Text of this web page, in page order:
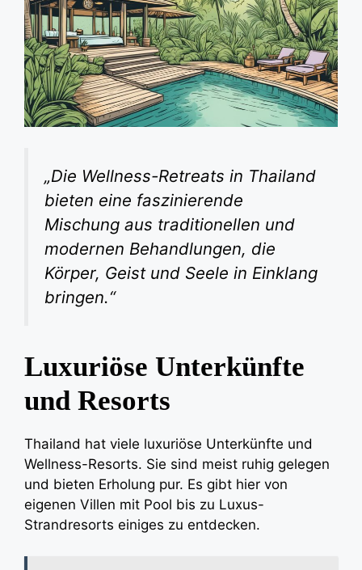
„Die Wellness-Retreats in Thailand
bieten eine faszinierende
Mischung aus traditionellen und
modernen Behandlungen, die
Körper, Geist und Seele in Einklang
bringen.“
Luxuriöse Unterkünfte
und Resorts
Thailand hat viele luxuriöse Unterkünfte und
Wellness-Resorts. Sie sind meist ruhig gelegen
und bieten Erholung pur. Es gibt hier von
eigenen Villen mit Pool bis zu Luxus-
Strandresorts einiges zu entdecken.